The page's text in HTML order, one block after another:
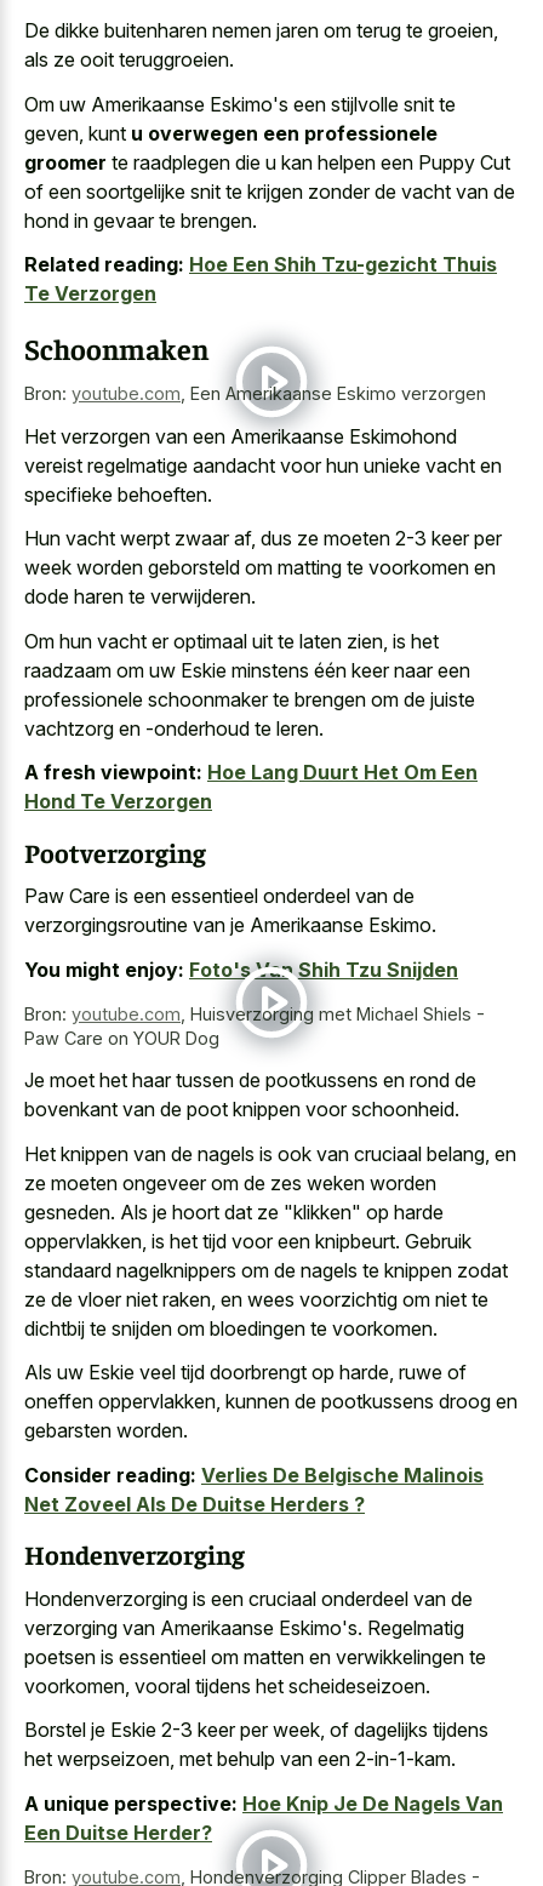
De dikke buitenharen nemen jaren om terug te groeien,
als ze ooit teruggroeien.
Om uw Amerikaanse Eskimo's een stijlvolle snit te
geven, kunt u overwegen een professionele
groomer te raadplegen die u kan helpen een Puppy Cut
of een soortgelijke snit te krijgen zonder de vacht van de
hond in gevaar te brengen.
Related reading: Hoe Een Shih Tzu-gezicht Thuis
Te Verzorgen
Schoonmaken
Bron: youtube.com Een Amerikaanse Eskimo verzorgen
Het verzorgen van een Amerikaanse Eskimohond
vereist regelmatige aandacht voor hun unieke vacht en
specifieke behoeften.
Hun vacht werpt zwaar af, dus ze moeten 2-3 keer per
week worden geborsteld om matting te voorkomen en
dode haren te verwijderen.
Om hun vacht er optimaal uit te laten zien, is het
raadzaam om uw Eskie minstens één keer naar een
professionele schoonmaker te brengen om de juiste
vachtzorg en -onderhoud te leren.
A fresh viewpoint: Hoe Lang Duurt Het Om Een
Hond Te Verzorgen
Pootverzorging
Paw Care is een essentieel onderdeel van de
verzorgingsroutine van je Amerikaanse Eskimo.
You might enjoy: Foto's Van Shih Tzu Snijden
Bron: youtube.com Huisverzorging met Michael Shiels -
Paw Care on YOUR Dog
Je moet het haar tussen de pootkussens en rond de
bovenkant van de poot knippen voor schoonheid.
Het knippen van de nagels is ook van cruciaal belang, en
ze moeten ongeveer om de zes weken worden
gesneden. Als je hoort dat ze "klikken" op harde
oppervlakken, is het tijd voor een knipbeurt. Gebruik
standaard nagelknippers om de nagels te knippen zodat
ze de vloer niet raken, en wees voorzichtig om niet te
dichtbij te snijden om bloedingen te voorkomen.
Als uw Eskie veel tijd doorbrengt op harde, ruwe of
oneffen oppervlakken, kunnen de pootkussens droog en
gebarsten worden.
Consider reading: Verlies De Belgische Malinois
Net Zoveel Als De Duitse Herders ?
Hondenverzorging
Hondenverzorging is een cruciaal onderdeel van de
verzorging van Amerikaanse Eskimo's. Regelmatig
poetsen is essentieel om matten en verwikkelingen te
voorkomen, vooral tijdens het scheideseizoen.
Borstel je Eskie 2-3 keer per week, of dagelijks tijdens
het werpseizoen, met behulp van een 2-in-1-kam.
A unique perspective: Hoe Knip Je De Nagels Van
Een Duitse Herder?
Bron: youtube.com Hondenverzorging Clipper Blades -